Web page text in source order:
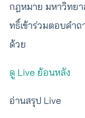
กฎหมาย มหาวิทยา
ทธิ์เข้าร่วมตอบคำ
ด้วย
ดู Live ย้อนหลัง
อ่านสรุป Live